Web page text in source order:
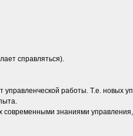
справляться).
работы. Т.е. новых
современными знаниями